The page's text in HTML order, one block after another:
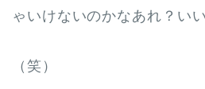
ゃいけないのかなあれ？い
（笑）